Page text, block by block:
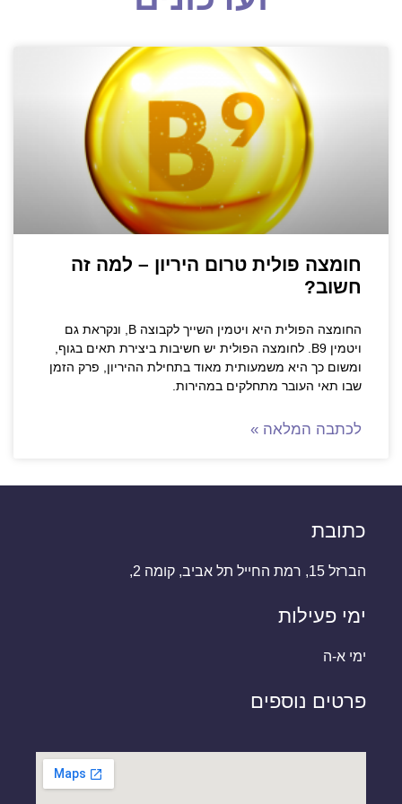
חומצה פולית טרום היריון – למה זה
חשוב?
החומצה הפולית היא ויטמין השייך לקבוצה B, ונקראת גם
ויטמין B9. לחומצה הפולית יש חשיבות ביצירת תאים בגוף,
ומשום כך היא משמעותית מאוד בתחילת ההיריון, פרק הזמן
שבו תאי העובר מתחלקים במהירות.
לכתבה המלאה »
כתובת
הברזל 15, רמת החייל תל אביב, קומה 2,
ימי פעילות
ימי א-ה
פרטים נוספים